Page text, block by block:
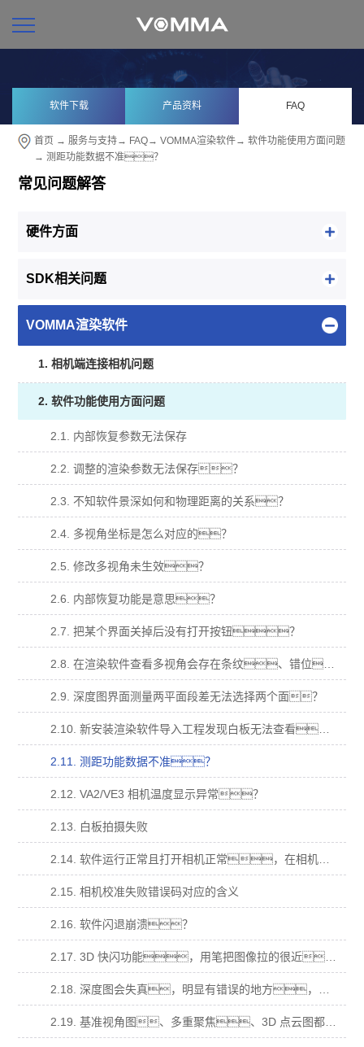
软件下载 产品资料 FAQ
首页 →服务与支持→ FAQ→VOMMA渲染软件→软件功能使用方面问题
→ 测距功能数据不准？
常见问题解答
硬件方面
SDK相关问题
VOMMA渲染软件
1. 相机端连接相机问题
2. 软件功能使用方面问题
2.1. 内部恢复参数无法保存
2.2. 调整的渲染参数无法保存？
2.3. 不知软件景深如何和物理距离的关系？
2.4. 多视角坐标是怎么对应的？
2.5. 修改多视角未生效？
2.6. 内部恢复功能是意思？
2.7. 把某个界面关掉后没有打开按钮？
2.8. 在渲染软件查看多视角会存在条纹、错位、明暗变化等异常？
2.9. 深度图界面测量两平面段差无法选择两个面？
2.10. 新安装渲染软件导入工程发现白板无法查看？
2.11. 测距功能数据不准？
2.12. VA2/VE3 相机温度显示异常？
2.13. 白板拍摄失败
2.14. 软件运行正常且打开相机正常，在相机校准拍摄时，提示“拍摄失败”，错 误码“14”
2.15. 相机校准失败错误码对应的含义
2.16. 软件闪退崩溃？
2.17. 3D 快闪功能，用笔把图像拉的很近，图像会消失(跳出屏幕)无法在拖拉回 来；
2.18. 深度图会失真，明显有错误的地方，在多视角、基准视角、多重聚焦，明显 有本不属于样品的结果？
2.19. 基准视角图、多重聚焦、3D 点云图都为纯白，深度图为最低颜色纯色？